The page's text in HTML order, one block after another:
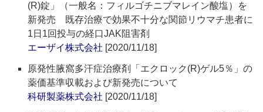
(R)錠」（一般名：フィルゴチニブマレイン酸塩）を
新発売 既存治療で効果不十分な関節リウマチ患者に
1日1回投与の経口JAK阻害剤
エーザイ株式会社 [2020/11/18]
原発性腋窩多汗症治療剤「エクロック(R)ゲル5％」の
薬価基準収載および新発売について
科研製薬株式会社 [2020/11/18]